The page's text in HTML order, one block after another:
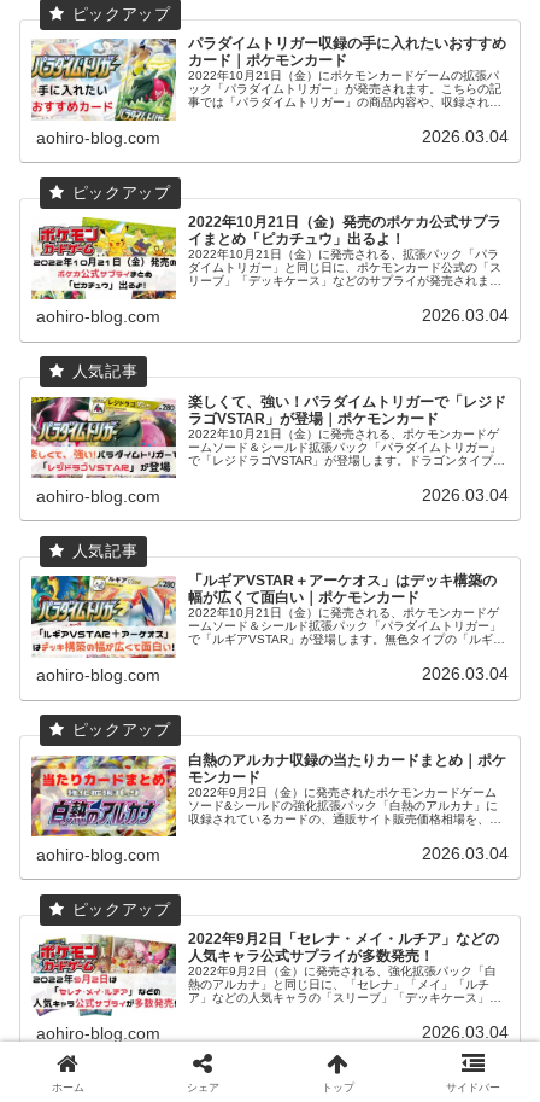
パラダイムトリガー収録の手に入れたいおすすめ
カード｜ポケモンカード
2022年10月21日（金）にポケモンカードゲームの拡張パ
ック「パラダイムトリガー」が発売されます。こちらの記
事では「パラダイムトリガー」の商品内容や、収録される
aohiro-blog.com 2026.03.04
2022年10月21日（金）発売のポケカ公式サプラ
イまとめ「ピカチュウ」出るよ！
2022年10月21日（金）に発売される、拡張パック「パラ
ダイムトリガー」と同じ日に、ポケモンカード公式の「ス
リーブ」「デッキケース」などのサプライが発売されま
ケース」も発売れます。拡張パック「パラダイムトリガ
ー」の柄はポケモンカードジムなどでも手に入れることが
ください。
aohiro-blog.com 2026.03.04
楽しくて、強い！パラダイムトリガーで「レジド
ラゴVSTAR」が登場｜ポケモンカード
2022年10月21日（金）に発売される、ポケモンカードゲ
ームソード＆シールド拡張パック「パラダイムトリガー」
で「レジドラゴVSTAR」が登場します。ドラゴンタイプの
の「りゅうむそう」のおかげで、状況や相手に合わせてそ
の場、その場で自分で最適な技を選んで戦っていくデッキ
aohiro-blog.com 2026.03.04
「ルギアVSTAR＋アーケオス」はデッキ構築の
幅が広くて面白い｜ポケモンカード
2022年10月21日（金）に発売される、ポケモンカードゲ
ームソード＆シールド拡張パック「パラダイムトリガー」
で「ルギアVSTAR」が登場します。無色タイプの「ルギア
つけることが出来る特性を持つアーケオスとの組み合わせ
で、どんなタイプのポケモンとも組み合わせることが出来
んなデッキが出来るか色々と考えるのが面白いカードとな
aohiro-blog.com 2026.03.04
白熱のアルカナ収録の当たりカードまとめ｜ポケ
モンカード
2022年9月2日（金）に発売されたポケモンカードゲーム
ソード&シールドの強化拡張パック「白熱のアルカナ」に
収録されているカードの、通販サイト販売価格相場を、レ
aohiro-blog.com 2026.03.04
2022年9月2日「セレナ・メイ・ルチア」などの
人気キャラ公式サプライが多数発売！
2022年9月2日（金）に発売される、強化拡張パック「白
熱のアルカナ」と同じ日に、「セレナ」「メイ」「ルチ
ア」などの人気キャラの「スリーブ」「デッキケース」
ライが発売されます。多数発売され、ほとんどが「ポケモ
ンセンターっ限定」の商品ですが、「セレナ」のサプライ
に関しては、トレーディングカード専門店などの「ポケモ
ンカードジム」でも発売されます。人気トレーナーやかわ
いいポケモンのサプライが多数登場しますので、是非チェ
ックしてみてください。
aohiro-blog.com 2026.03.04
ホーム シェア トップ サイドバー